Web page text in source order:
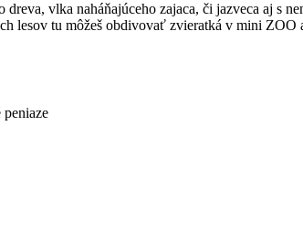
vlka naháňajúceho zajaca, či jazveca aj s
lesov tu môžeš obdivovať zvieratká v mini ZOO